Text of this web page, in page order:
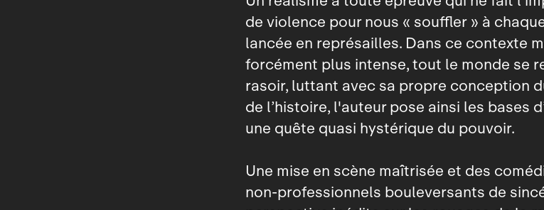
de violence pour nous « souffler » à
lancée en représailles. Dans ce contexte
forcément plus intense, tout le monde se
rasoir, luttant avec sa propre conception
de l’histoire, l'auteur pose ainsi les bases
une quête quasi hystérique du pouvoir.
Une mise en scène maîtrisée et des
non‑professionnels bouleversants de